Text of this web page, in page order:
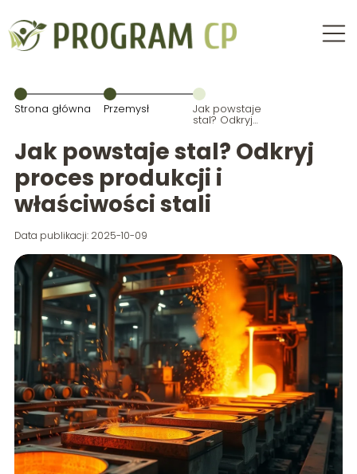
Strona główna Przemysł Jak powstaje
stal? Odkryj
produkcji i
właściwości
stali
Jak powstaje stal? Odkryj
proces produkcji i
właściwości stali
Data publikacji: 2025-10-09